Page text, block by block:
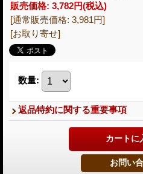
販売価格: 3,782円(税込)
[通常販売価格: 3,981円]
[お取り寄せ]
数量:
返品特約に関する重要事項